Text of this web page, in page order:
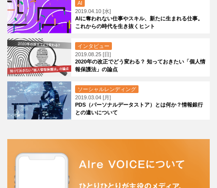
AI
2019.04.10 [水]
AIに奪われない仕事やスキル、新たに生まれる仕事。
これからの時代を生き抜くヒント
インタビュー
2019.08.25 [日]
2020年の改正でどう変わる？ 知っておきたい「個人情
報保護法」の論点
ソーシャルレンディング
2019.03.04 [月]
PDS（パーソナルデータストア）とは何か？情報銀行
との違いについて